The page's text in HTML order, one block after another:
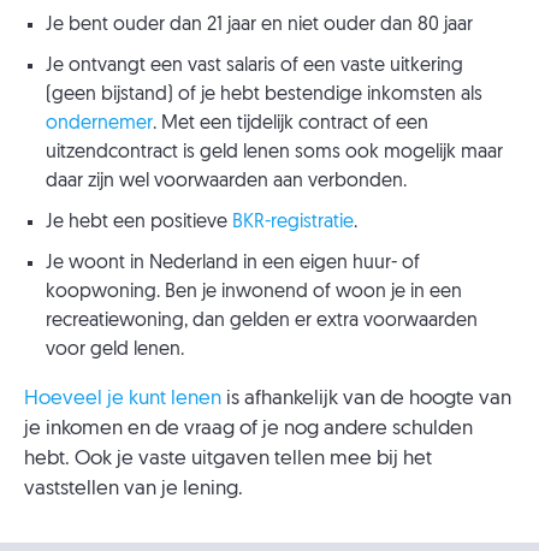
Je bent ouder dan 21 jaar en niet ouder dan 80 jaar
Je ontvangt een vast salaris of een vaste uitkering
(geen bijstand) of je hebt bestendige inkomsten als
ondernemer. Met een tijdelijk contract of een
uitzendcontract is geld lenen soms ook mogelijk maar
daar zijn wel voorwaarden aan verbonden.
Je hebt een positieve BKR-registratie.
Je woont in Nederland in een eigen huur- of
koopwoning. Ben je inwonend of woon je in een
recreatiewoning, dan gelden er extra voorwaarden
voor geld lenen.
Hoeveel je kunt lenen is afhankelijk van de hoogte van
je inkomen en de vraag of je nog andere schulden
hebt. Ook je vaste uitgaven tellen mee bij het
vaststellen van je lening.